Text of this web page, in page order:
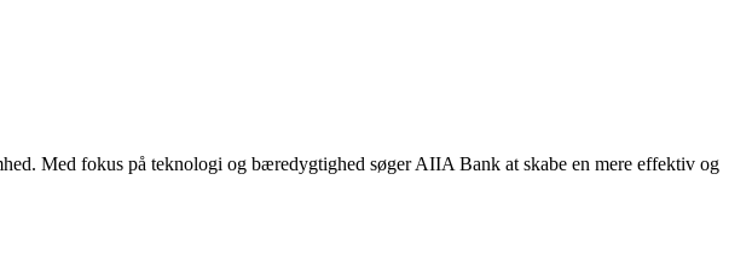
Med fokus på teknologi og bæredygtighed søger AIIA Bank at skabe en mere effektiv og